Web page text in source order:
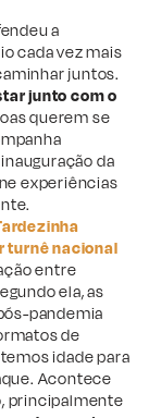
a
cada vez mais
juntos.
junto com o
querem se
da
experiências
turnê nacional
entre
ela, as
pandemia
de
idade para
Acontece
principalmente